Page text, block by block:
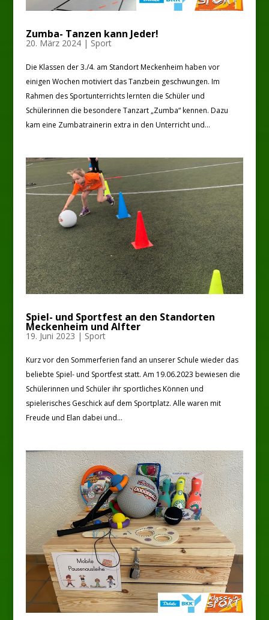
Zumba- Tanzen kann Jeder!
20. März 2024| Sport
Die Klassen der 3./4. am Standort Meckenheim haben vor
einigen Wochen motiviert das Tanzbein geschwungen. Im
Rahmen des Sportunterrichts lernten die Schüler und
Schülerinnen die besondere Tanzart „Zumba“ kennen. Dazu
kam eine Zumbatrainerin extra in den Unterricht und...
Spiel- und Sportfest an den Standorten
Meckenheim und Alfter
19. Juni 2023 | Sport
Kurz vor den Sommerferien fand an unserer Schule wieder das
beliebte Spiel- und Sportfest statt. Am 19.06.2023 bewiesen die
Schülerinnen und Schüler ihr sportliches Können und
spielerisches Geschick auf dem Sportplatz. Alle waren mit
Freude und Elan dabei und...